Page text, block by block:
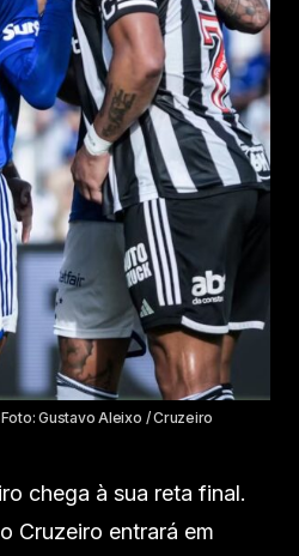
Gustavo Aleixo / Cruzeiro
chega à sua reta final.
Cruzeiro entrará em